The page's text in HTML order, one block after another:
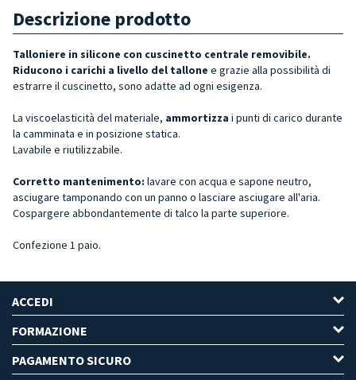
Descrizione prodotto
Talloniere in silicone con cuscinetto centrale removibile.
Riducono i carichi a livello del tallone e grazie alla possibilità di
estrarre il cuscinetto, sono adatte ad ogni esigenza.
La viscoelasticità del materiale, ammortizza i punti di carico durante
la camminata e in posizione statica.
Lavabile e riutilizzabile.
Corretto mantenimento: lavare con acqua e sapone neutro,
asciugare tamponando con un panno o lasciare asciugare all'aria.
Cospargere abbondantemente di talco la parte superiore.
Confezione 1 paio.
ACCEDI
FORMAZIONE
PAGAMENTO SICURO